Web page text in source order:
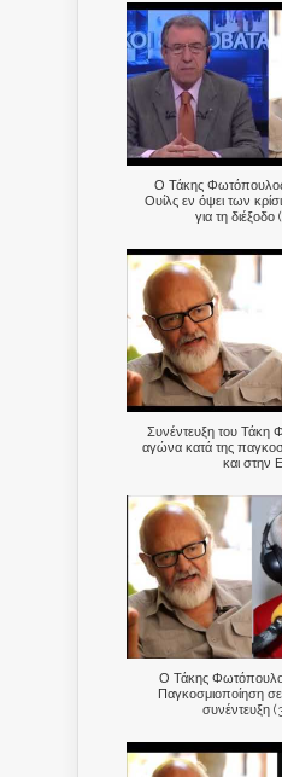
Ο Τάκης
Ουίλς εν όψει των
για τη
Συνέντευξη του Τάκη
αγώνα κατά της
και στην
Ο Τάκης
Παγκοσμιοποίηση
συνέντευξη